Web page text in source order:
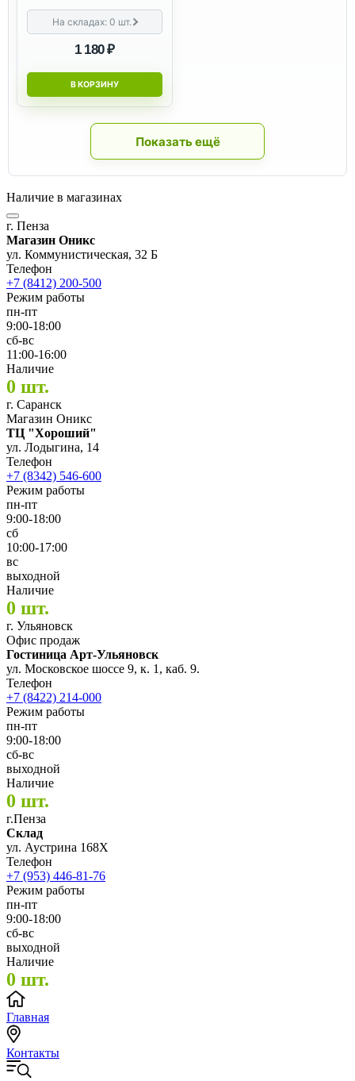
На складах:0 шт.
1 180 ₽
В КОРЗИНУ
Показать ещё
Наличие в магазинах
г. Пенза
Магазин Оникс
ул. Коммунистическая, 32 Б
Телефон
+7 (8412) 200-500
Режим работы
пн-пт
9:00-18:00
сб-вс
11:00-16:00
Наличие
0 шт.
г. Саранск
Магазин Оникс
ТЦ "Хороший"
ул. Лодыгина, 14
Телефон
+7 (8342) 546-600
Режим работы
пн-пт
9:00-18:00
сб
10:00-17:00
вс
выходной
Наличие
0 шт.
г. Ульяновск
Офис продаж
Гостиница Арт-Ульяновск
ул. Московское шоссе 9, к. 1, каб. 9.
Телефон
+7 (8422) 214-000
Режим работы
пн-пт
9:00-18:00
сб-вс
выходной
Наличие
0 шт.
г.Пенза
Склад
ул. Аустрина 168Х
Телефон
+7 (953) 446-81-76
Режим работы
пн-пт
9:00-18:00
сб-вс
выходной
Наличие
0 шт.
Главная
Контакты